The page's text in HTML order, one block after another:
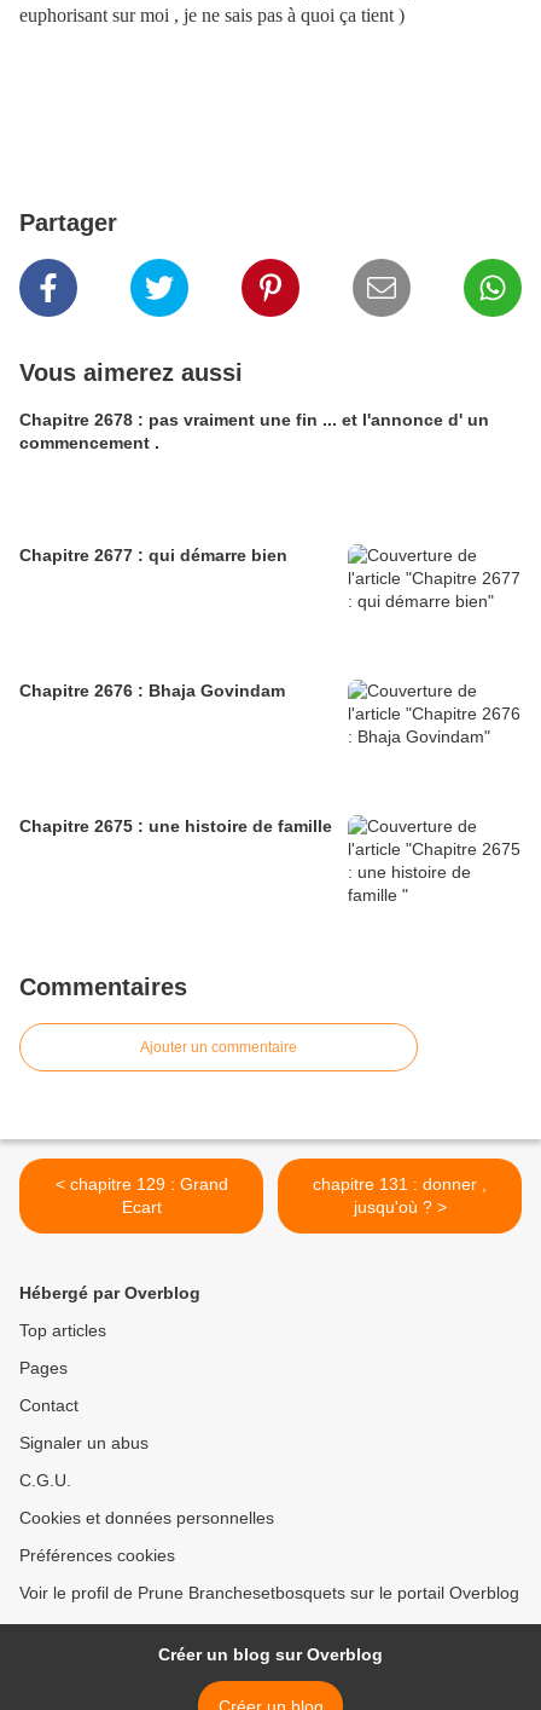
euphorisant sur moi , je ne sais pas à quoi ça tient )
Partager
Vous aimerez aussi
Chapitre 2678 : pas vraiment une fin ... et l'annonce d' un
commencement .
Chapitre 2677 : qui démarre bien
Chapitre 2676 : Bhaja Govindam
Chapitre 2675 : une histoire de famille
Commentaires
Ajouter un commentaire
< chapitre 129 : Grand
Ecart
chapitre 131 : donner ,
jusqu'où ? >
Hébergé par Overblog
Top articles
Pages
Contact
Signaler un abus
C.G.U.
Cookies et données personnelles
Préférences cookies
Voir le profil de Prune Branchesetbosquets sur le portail Overblog
Créer un blog sur Overblog